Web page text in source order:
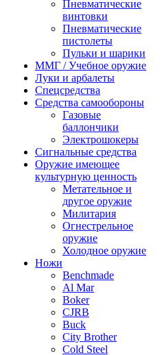
Пневматические
винтовки
Пневматические
пистолеты
Пульки и шарики
ММГ / Учебное оружие
Луки и арбалеты
Спецсредства
Средства самообороны
Газовые
баллончики
Электрошокеры
Сигнальные средства
Оружие имеющее
культурную ценность
Метательное и
другое оружие
Милитария
Огнестрельное
оружие
Холодное оружие
Ножи
Benchmade
Al Mar
Boker
CJRB
Buck
City Brother
Cold Steel